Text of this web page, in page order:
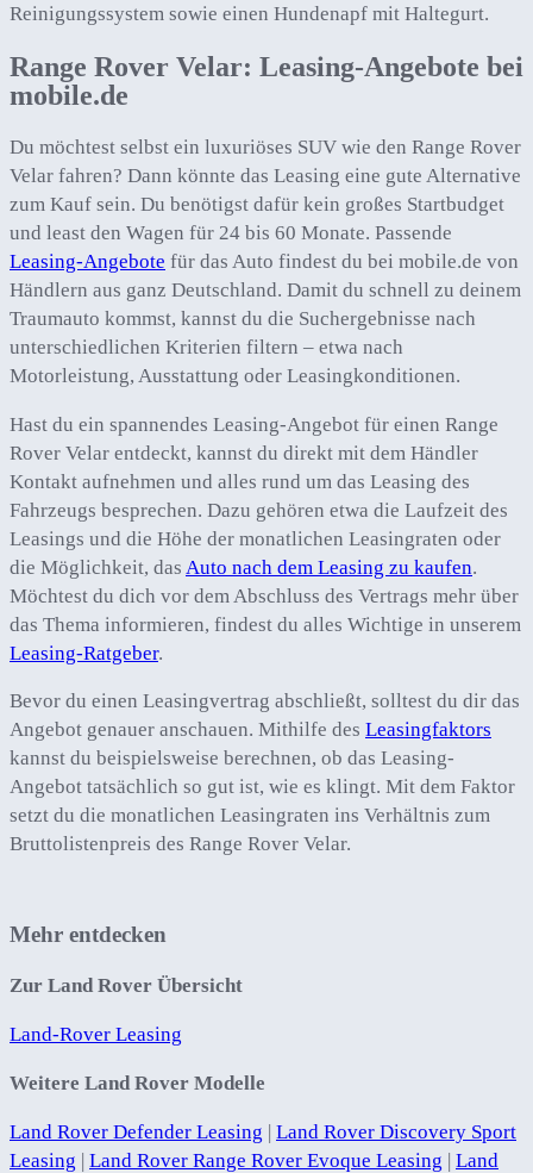
Reinigungssystem sowie einen Hundenapf mit Haltegurt.
Range Rover Velar: Leasing-Angebote bei
mobile.de
Du möchtest selbst ein luxuriöses SUV wie den Range Rover
Velar fahren? Dann könnte das Leasing eine gute Alternative
zum Kauf sein. Du benötigst dafür kein großes Startbudget
und least den Wagen für 24 bis 60 Monate. Passende
Leasing-Angebote für das Auto findest du bei mobile.de von
Händlern aus ganz Deutschland. Damit du schnell zu deinem
Traumauto kommst, kannst du die Suchergebnisse nach
unterschiedlichen Kriterien filtern – etwa nach
Motorleistung, Ausstattung oder Leasingkonditionen.
Hast du ein spannendes Leasing-Angebot für einen Range
Rover Velar entdeckt, kannst du direkt mit dem Händler
Kontakt aufnehmen und alles rund um das Leasing des
Fahrzeugs besprechen. Dazu gehören etwa die Laufzeit des
Leasings und die Höhe der monatlichen Leasingraten oder
die Möglichkeit, das Auto nach dem Leasing zu kaufen.
Möchtest du dich vor dem Abschluss des Vertrags mehr über
das Thema informieren, findest du alles Wichtige in unserem
Leasing-Ratgeber.
Bevor du einen Leasingvertrag abschließt, solltest du dir das
Angebot genauer anschauen. Mithilfe des Leasingfaktors
kannst du beispielsweise berechnen, ob das Leasing-
Angebot tatsächlich so gut ist, wie es klingt. Mit dem Faktor
setzt du die monatlichen Leasingraten ins Verhältnis zum
Bruttolistenpreis des Range Rover Velar.
Mehr entdecken
Zur Land Rover Übersicht
Land-Rover Leasing
Weitere Land Rover Modelle
Land Rover Defender Leasing | Land Rover Discovery Sport
Leasing | Land Rover Range Rover Evoque Leasing | Land